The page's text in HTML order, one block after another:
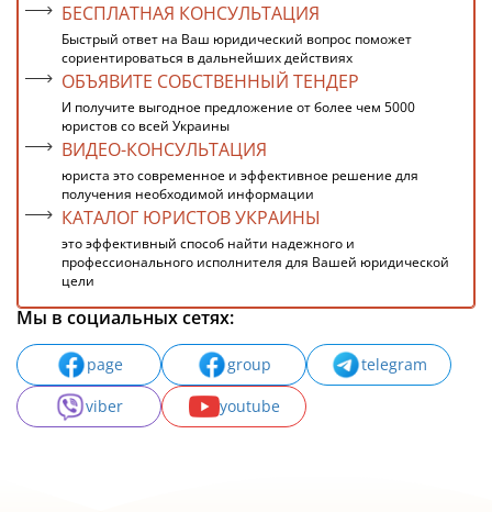
БЕСПЛАТНАЯ КОНСУЛЬТАЦИЯ
Быстрый ответ на Ваш юридический вопрос поможет
сориентироваться в дальнейших действиях
ОБЪЯВИТЕ СОБСТВЕННЫЙ ТЕНДЕР
И получите выгодное предложение от более чем 5000
юристов со всей Украины
ВИДЕО-КОНСУЛЬТАЦИЯ
юриста это современное и эффективное решение для
получения необходимой информации
КАТАЛОГ ЮРИСТОВ УКРАИНЫ
это эффективный способ найти надежного и
профессионального исполнителя для Вашей юридической
цели
Мы в социальных сетях:
page group
telegram
viber
youtube